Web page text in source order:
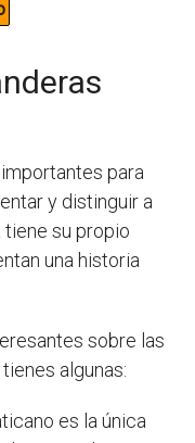
para
y distinguir a
tiene su propio
una historia
sobre las
algunas:
es la única